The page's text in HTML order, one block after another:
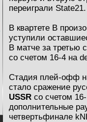
переиграли State21.
В квартете В
уступили
В матче за третью
со счетом 16-4 на
Стадия плей-офф
стало сражение
USSR со счетом
дополнительные
четвертьфинале